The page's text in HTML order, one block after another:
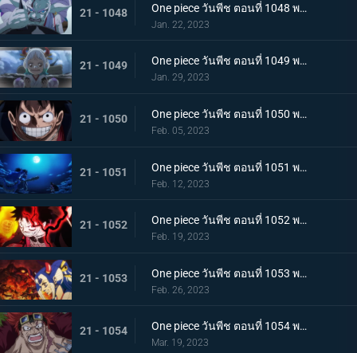
21 - 1048 One piece วันพีช ตอนที่ 1048 พากย์ไทย ไปสู่อนาคต! คำสาบานของยามาโตะกับสุดยอดนักดาบ
Jan. 22, 2023
21 - 1049 One piece วันพีช ตอนที่ 1049 พากย์ไทย ลูฟี่โบยบิน! ล้างแค้นร้อยอสูร
Jan. 29, 2023
21 - 1050 One piece วันพีช ตอนที่ 1050 พากย์ไทย มังกร 2 ตัวเผชิญหน้า! ความมุ่งมั่นของโมโมโนะสุเกะ!
Feb. 05, 2023
21 - 1051 One piece วันพีช ตอนที่ 1051 พากย์ไทย ตำนานกลับมาอีกครั้ง! หมัดของลูฟี่คำรามบนท้องฟ้า
Feb. 12, 2023
21 - 1052 One piece วันพีช ตอนที่ 1052 พากย์ไทย สถาการณ์ตึงเครียด! จุดจบของโอนิกาชิมะ!
Feb. 19, 2023
21 - 1053 One piece วันพีช ตอนที่ 1053 พากย์ไทย ซันจิกลายพันธุ์ แขนทั้ง 2 เจอวิกฤติ!
Feb. 26, 2023
21 - 1054 One piece วันพีช ตอนที่ 1054 พากย์ไทย คู่หูต้องตาย! เดิมพันมรณะของคิลเลอร์
Mar. 19, 2023